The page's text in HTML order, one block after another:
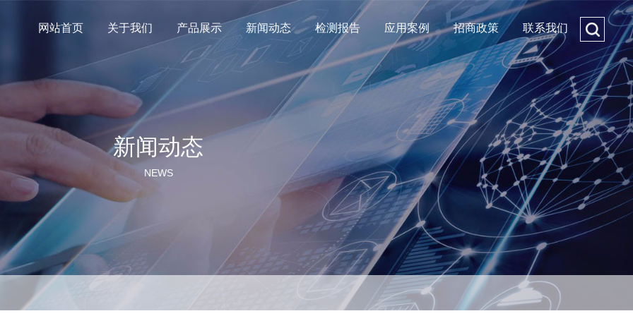
网站首页 关于我们 产品展示 新闻动态 检测报告 应用案例 招商政策 联系我们
新闻动态
NEWS